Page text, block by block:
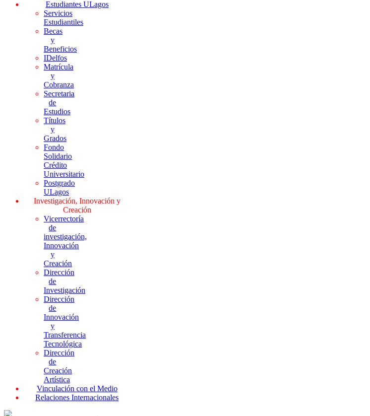
Estudiantes ULagos
Servicios
Estudiantiles
Becas
y
Beneficios
IDelfos
Matrícula
y
Cobranza
Secretaria
de
Estudios
Títulos
y
Grados
Fondo
Solidario
Crédito
Universitario
Postgrado
ULagos
Investigación, Innovación y
Creación
Vicerrectoría
de
investigación,
Innovación
y
Creación
Dirección
de
Investigación
Dirección
de
Innovación
y
Transferencia
Tecnológica
Dirección
de
Creación
Artística
Vinculación con el Medio
Relaciones Internacionales